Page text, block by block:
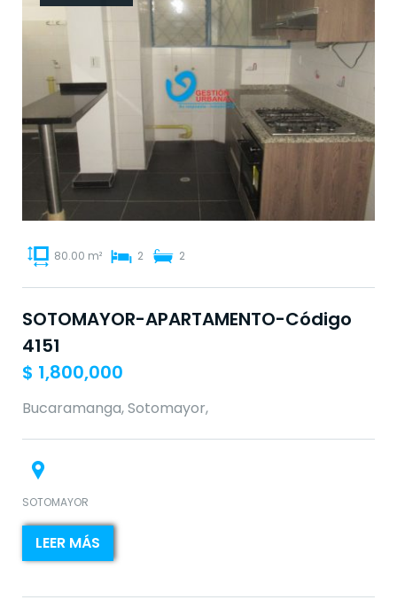
80.00 m² 2 2
SOTOMAYOR-APARTAMENTO-Código
4151
$ 1,800,000
Bucaramanga, Sotomayor,
SOTOMAYOR
LEER MÁS